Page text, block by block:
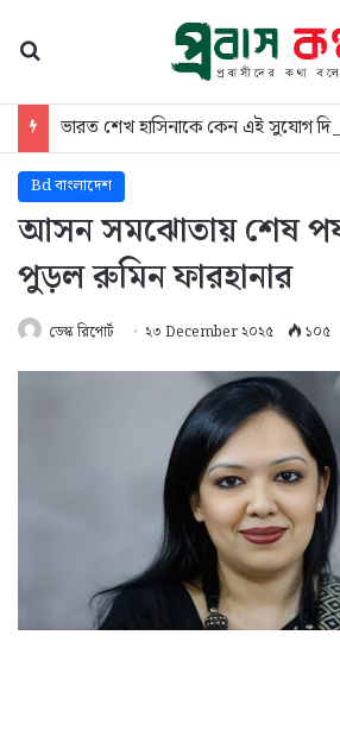
ভারত শেখ হাসিনাকে কেন এই সুযোগ দিল:
Bd বাংলাদেশ
আসন সমঝোতায় শেষ
পুড়ল রুমিন ফারহানার
ডেস্ক রিপোর্ট ২৩ December ২০২৫ ১০৫